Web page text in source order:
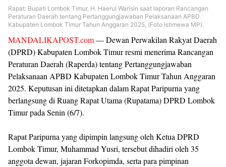
Rapat: Bupati Lombok Timur, H. Haerul Warisin saat laporan Rancangan
Peraturan Daerah tentang Pertanggungjawaban Pelaksanaan APBD
Kabupaten Lombok Timur Tahun Anggaran 2025, (Foto Istimewa MP).
MANDALIKAPOST.com— Dewan Perwakilan Rakyat Daerah
(DPRD) Kabupaten Lombok Timur resmi menerima Rancangan
Peraturan Daerah (Raperda) tentang Pertanggungjawaban
Pelaksanaan APBD Kabupaten Lombok Timur Tahun Anggaran
2025. Keputusan ini ditetapkan dalam Rapat Paripurna yang
berlangsung di Ruang Rapat Utama (Rupatama) DPRD Lombok
Timur pada Senin (6/7).
Rapat Paripurna yang dipimpin langsung oleh Ketua DPRD
Lombok Timur, Muhammad Yusri, tersebut dihadiri oleh 35
anggota dewan, jajaran Forkopimda, serta para pimpinan